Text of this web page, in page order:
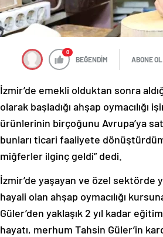
0
BEĞENDİM ABONE OL
İzmir’de emekli olduktan sonra
olarak başladığı ahşap
ürünlerinin birçoğunu Avrupa’ya
bunları ticari faaliyete
miğferler ilginç geldi” dedi.
İzmir’de yaşayan ve özel sektörde
hayali olan ahşap oymacılığı
Güler’den yaklaşık 2 yıl kadar
hayatı, merhum Tahsin Güler’in